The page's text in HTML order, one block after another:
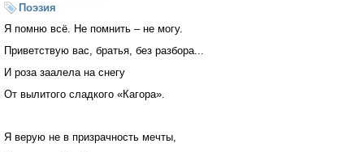
Поэзия
Я помню всё. Не помнить – не могу.
Приветствую вас, братья, без разбора...
И роза заалела на снегу
От вылитого сладкого «Кагора».
Я верую не в призрачность мечты,